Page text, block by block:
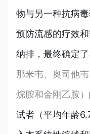
物与另一种抗病
预防流感的疗效
纳排，最终确定
那米韦、奥司他
烷胺和金刚乙胺）
试者（平均年龄